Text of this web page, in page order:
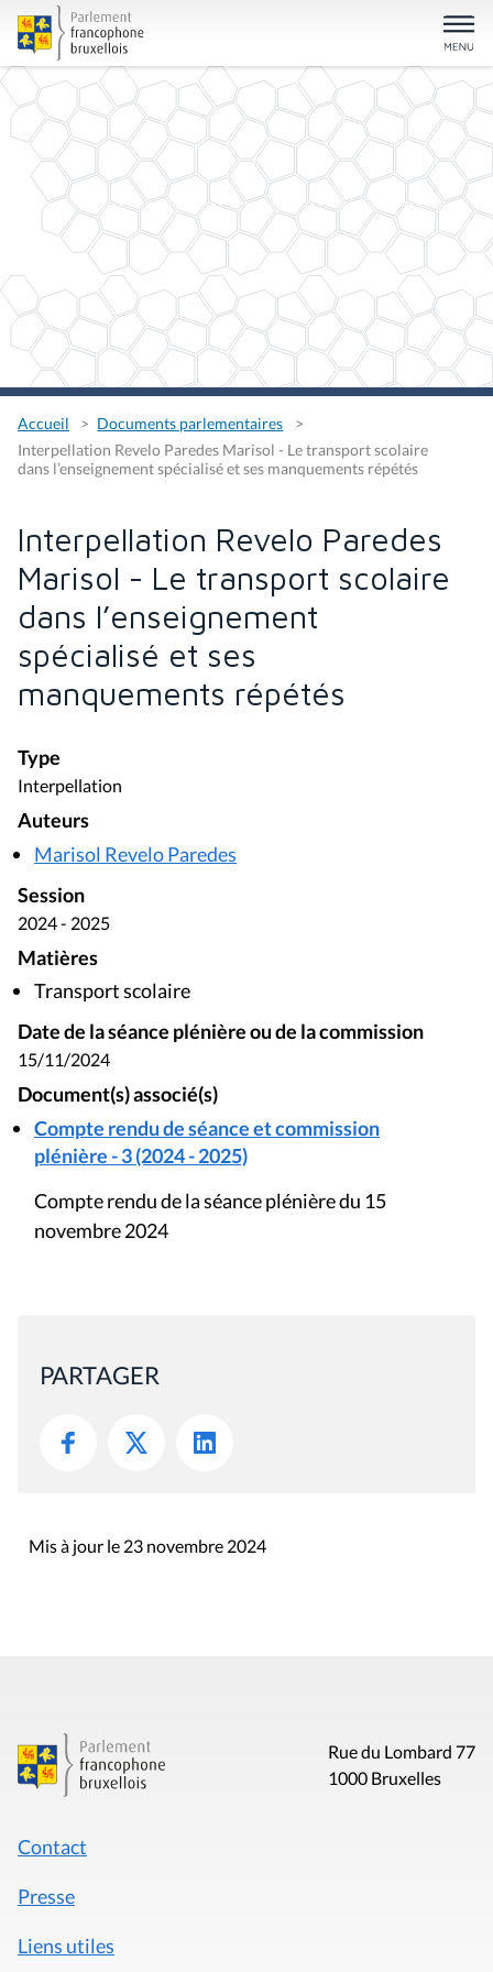
Accueil
Documents parlementaires
Interpellation Revelo Paredes Marisol - Le transport scolaire
dans l’enseignement spécialisé et ses manquements répétés
Interpellation Revelo Paredes
Marisol - Le transport scolaire
dans l’enseignement
spécialisé et ses
manquements répétés
Type
Interpellation
Auteurs
Marisol Revelo Paredes
Session
2024 - 2025
Matières
Transport scolaire
Date de la séance plénière ou de la commission
15/11/2024
Document(s) associé(s)
Compte rendu de séance et commission
plénière - 3 (2024 - 2025)
Compte rendu de la séance plénière du 15
novembre 2024
PARTAGER
Mis à jour le 23 novembre 2024
Rue du Lombard 77
1000 Bruxelles
Contact
Presse
Liens utiles